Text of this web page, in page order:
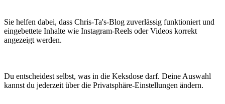
Sie helfen dabei, dass Chris-Ta's-Blog zuverlässig funktioniert und
eingebettete Inhalte wie Instagram-Reels oder Videos korrekt
angezeigt werden.
Du entscheidest selbst, was in die Keksdose darf. Deine Auswahl
kannst du jederzeit über die Privatsphäre-Einstellungen ändern.